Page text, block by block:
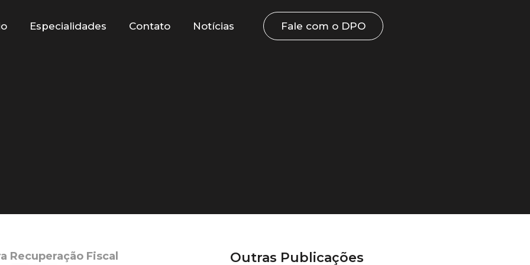
Especialidades Contato Notícias Fale com o DPO
Recuperação Fiscal Outras Publicações